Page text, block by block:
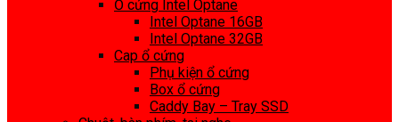
Ổ cứng Intel Optane
Intel Optane 16GB
Intel Optane 32GB
Cap ổ cứng
Phụ kiện ổ cứng
Box ổ cứng
Caddy Bay – Tray SSD